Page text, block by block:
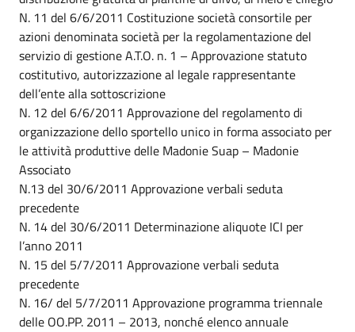
N. 11 del 6/6/2011 Costituzione società consortile per
azioni denominata società per la regolamentazione del
servizio di gestione A.T.O. n. 1 – Approvazione statuto
costitutivo, autorizzazione al legale rappresentante
dell’ente alla sottoscrizione
N. 12 del 6/6/2011 Approvazione del regolamento di
organizzazione dello sportello unico in forma associato per
le attività produttive delle Madonie Suap – Madonie
Associato
N.13 del 30/6/2011 Approvazione verbali seduta
precedente
N. 14 del 30/6/2011 Determinazione aliquote ICI per
l’anno 2011
N. 15 del 5/7/2011 Approvazione verbali seduta
precedente
N. 16/ del 5/7/2011 Approvazione programma triennale
delle OO.PP. 2011 – 2013, nonché elenco annuale